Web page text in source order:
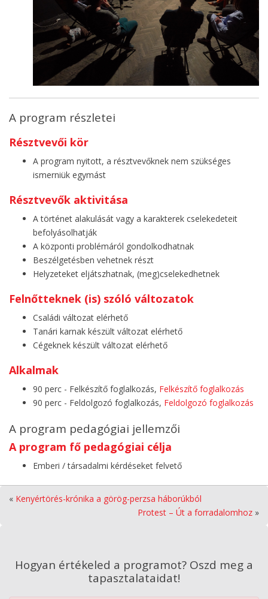
A program részletei
Résztvevői kör
A program nyitott, a résztvevőknek nem szükséges
ismerniük egymást
Résztvevők aktivitása
A történet alakulását vagy a karakterek cselekedeteit
befolyásolhatják
A központi problémáról gondolkodhatnak
Beszélgetésben vehetnek részt
Helyzeteket eljátszhatnak, (meg)cselekedhetnek
Felnőtteknek (is) szóló változatok
Családi változat elérhető
Tanári karnak készült változat elérhető
Cégeknek készült változat elérhető
Alkalmak
90 perc - Felkészítő foglalkozás, Felkészítő foglalkozás
90 perc - Feldolgozó foglalkozás, Feldolgozó foglalkozás
A program pedagógiai jellemzői
A program fő pedagógiai célja
Emberi / társadalmi kérdéseket felvető
« Kenyértörés-krónika a görög-perzsa háborúkból
Protest – Út a forradalomhoz »
Hogyan értékeled a programot? Oszd meg a
tapasztalataidat!